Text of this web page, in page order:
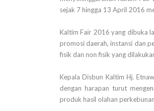
sejak 7 hingga 13 April 2016
Kaltim Fair 2016 yang dibuka
promosi daerah, instansi dan
fisik dan non fisik yang
Kepala Disbun Kaltim Hj.
dengan harapan turut
produk hasil olahan